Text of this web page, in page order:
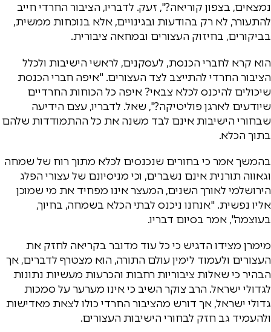
נמצאים, בצפון קוריאה?", זעק. לדבריו, הציבור החרדי חייב
להתעורר, לא רק בהודעות ובגינויים, אלא בנוכחות ממשית,
בביקורים, בחיזוק העצורים ובמחאה ציבורית.
הוא קרא לחברי הכנסת, לעסקנים, לראשי הישיבות ולכלל
הציבור החרדי להתייצב לצד העצורים. "איפה חברי הכנסת
שיכולים להיכנס לכלא צבאי? איפה כל הכוחות החרדיים
שיודעים לארגן פוליטיקה?", שאל. לדבריו, עצם הידיעה
שבחורי הישיבות אינם לבד משנה את כל ההתמודדות שלהם
בתוך הכלא.
בהמשך אמר כי בחורים שנכנסים לכלא מתוך רוח של שמחה
וגאווה תורנית אינם נשברים, וכי מניסיונם של עצורי הפלג
הירושלמי לאורך השנים, המעצר אינו מפחיד את מי שמוכן
אליו נפשית. "אנחנו ניכנס לבתי הכלא בשמחה, בחיוך,
בעוצמה", אמר בסיום דבריו.
מימרן מצידו הדגיש כי כל עוד מדובר בקריאה לחזק את
העצורים ולעמוד לימין עולם התורה, הוא מצטרף לדברים, אך
הבהיר כי שאלות ציבוריות רחבות והכרעות מעשיות נתונות
לגדולי ישראל. הרב צוקר השיב כי אינו מערער על סמכות
גדולי ישראל, אך דורש מהציבור החרדי כולו לצאת מאדישות
ולהעמיד גב חזק לבחורי הישיבות העצורים.